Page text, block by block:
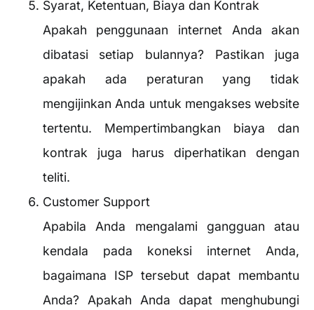
Syarat, Ketentuan, Biaya dan Kontrak
Apakah penggunaan internet Anda akan
dibatasi setiap bulannya? Pastikan juga
apakah ada peraturan yang tidak
mengijinkan Anda untuk mengakses website
tertentu. Mempertimbangkan biaya dan
kontrak juga harus diperhatikan dengan
teliti.
Customer Support
Apabila Anda mengalami gangguan atau
kendala pada koneksi internet Anda,
bagaimana ISP tersebut dapat membantu
Anda? Apakah Anda dapat menghubungi